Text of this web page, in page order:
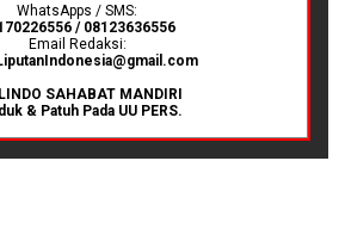
WhatsApps / SMS:
/ 08123636556
Email Redaksi:
SAHABAT MANDIRI
& Patuh Pada UU PERS.